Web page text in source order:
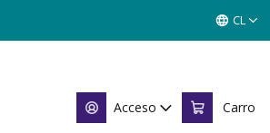
Acceso Carro
CL
Y LEYENDAS